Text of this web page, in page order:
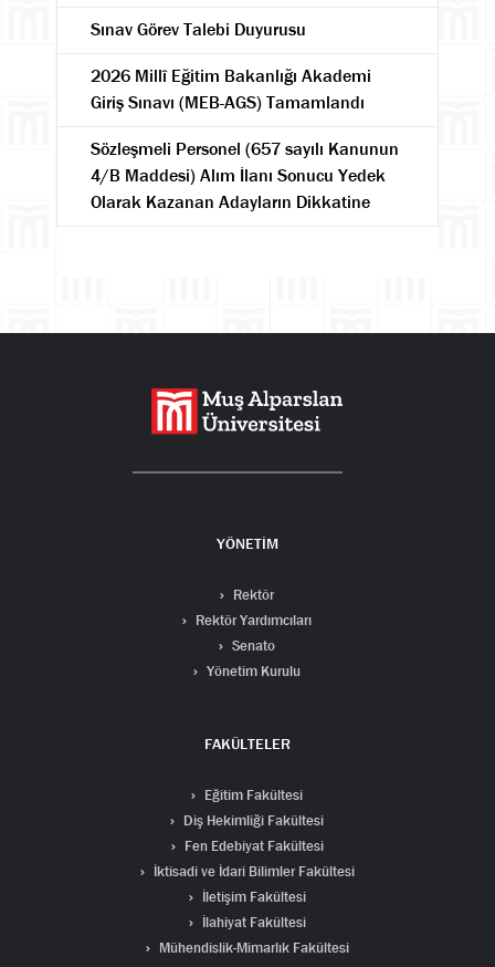
Sınav Görev Talebi Duyurusu
2026 Millî Eğitim Bakanlığı Akademi
Giriş Sınavı (MEB-AGS) Tamamlandı
Sözleşmeli Personel (657 sayılı Kanunun
4/B Maddesi) Alım İlanı Sonucu Yedek
Olarak Kazanan Adayların Dikkatine
YÖNETİM
Rektör
Rektör Yardımcıları
Senato
Yönetim Kurulu
FAKÜLTELER
Eğitim Fakültesi
Diş Hekimliği Fakültesi
Fen Edebiyat Fakültesi
İktisadi ve İdari Bilimler Fakültesi
İletişim Fakültesi
İlahiyat Fakültesi
Mühendislik-Mimarlık Fakültesi